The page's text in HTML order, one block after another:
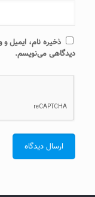
ذخیره نام، ایمیل
دیدگاهی می‌نویسم.